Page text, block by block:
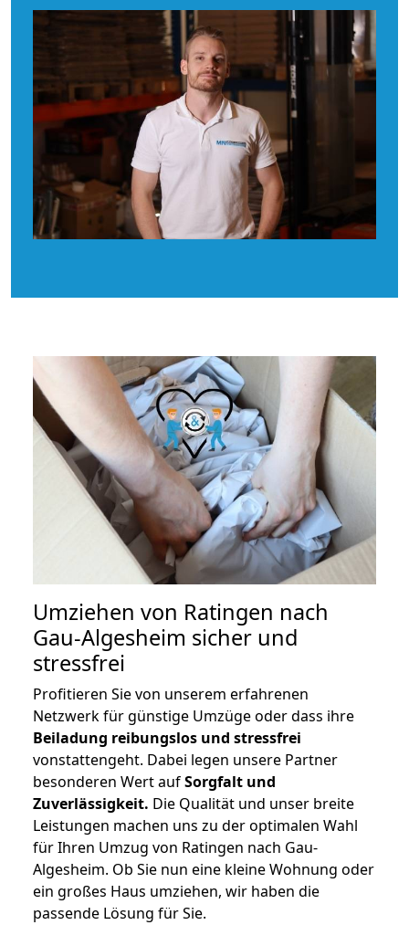
Umziehen von Ratingen nach
Gau-Algesheim sicher und
stressfrei
Profitieren Sie von unserem erfahrenen
Netzwerk für günstige Umzüge oder dass ihre
Beiladung reibungslos und stressfrei
vonstattengeht. Dabei legen unsere Partner
besonderen Wert aufSorgfalt und
Zuverlässigkeit. Die Qualität und unser breite
Leistungen machen uns zu der optimalen Wahl
für Ihren Umzug von Ratingen nach Gau-
Algesheim. Ob Sie nun eine kleine Wohnung oder
ein großes Haus umziehen, wir haben die
passende Lösung für Sie.